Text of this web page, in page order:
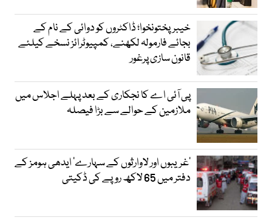
خیبرپختونخوا؛ ڈاکٹروں کو دوائی کے نام کے
بجائے فارمولہ لکھنے، کمپیوٹرائز نسخے کیلئے
قانون سازی پرغور
پی آئی اے کا نجکاری کے بعد پہلے اجلاس میں
ملازمین کے حوالے سے بڑا فیصلہ
’غریبوں اور لاوارثوں کے سہارے‘ ایدھی ہومز کے
دفتر میں 65 لاکھ روپے کی ڈکیتی